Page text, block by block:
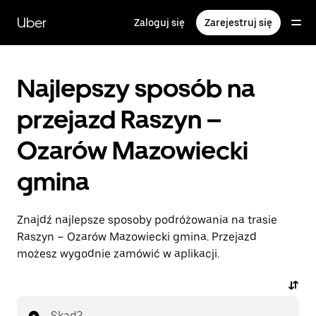
głównej
zawartości
Uber Zaloguj się Zarejestruj się
Najlepszy sposób na
przejazd Raszyn –
Ozarów Mazowiecki
gmina
Znajdź najlepsze sposoby podróżowania na trasie
Raszyn – Ozarów Mazowiecki gmina. Przejazd
możesz wygodnie zamówić w aplikacji.